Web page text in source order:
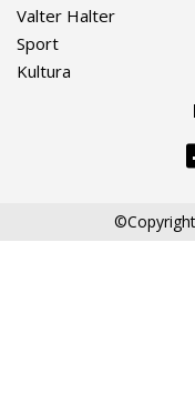
Valter Halter
Sport
Kultura